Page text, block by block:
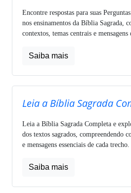
Encontre respostas para suas
nos ensinamentos da Bíblia Sagrada,
contextos, temas centrais e mensagens
Saiba mais
Leia a Bíblia Sagrada
Leia a Bíblia Sagrada Completa e
dos textos sagrados, compreendendo
e mensagens essenciais de cada trecho.
Saiba mais